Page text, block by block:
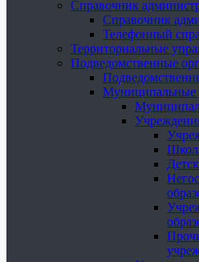
Справочник
Справочник
Телефонный
Территориальные
Подведомственные
Муниципальные